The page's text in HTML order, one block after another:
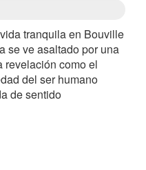
tranquila en Bouville
se ve asaltado por una
revelación como el
del ser humano
de sentido